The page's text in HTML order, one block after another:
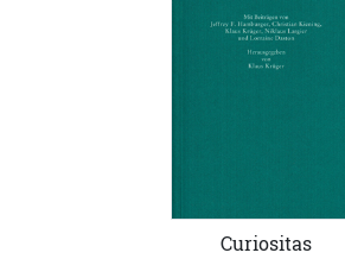
Curiositas